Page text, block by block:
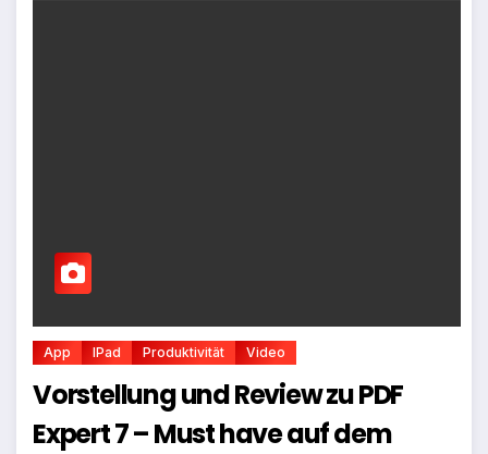
App IPad Produktivität Video
Vorstellung und Review zu PDF
Expert 7 – Must have auf dem